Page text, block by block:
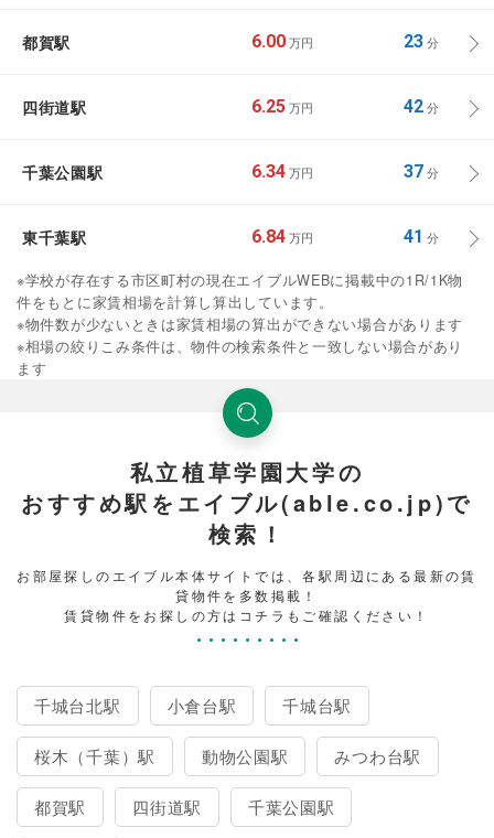
都賀駅 6.00 万円 23分
四街道駅 6.25 万円 42分
千葉公園駅 6.34 万円 37分
東千葉駅 6.84 万円 41 分
※学校が存在する市区町村の現在エイブルWEBに掲載中の1R/1K物
件をもとに家賃相場を計算し算出しています。
※物件数が少ないときは家賃相場の算出ができない場合があります
※相場の絞りこみ条件は、物件の検索条件と一致しない場合があり
ます
私立植草学園大学の
おすすめ駅をエイブル(able.co.jp)で
検索！
お部屋探しのエイブル本体サイトでは、各駅周辺にある最新の賃
貸物件を多数掲載！
賃貸物件をお探しの方はコチラもご確認ください！
千城台北駅 小倉台駅 千城台駅
桜木（千葉）駅 動物公園駅 みつわ台駅
都賀駅 四街道駅 千葉公園駅